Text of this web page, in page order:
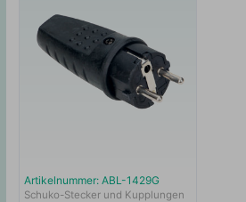
Artikelnummer: ABL-1429G
Schuko-Stecker und Kupplungen